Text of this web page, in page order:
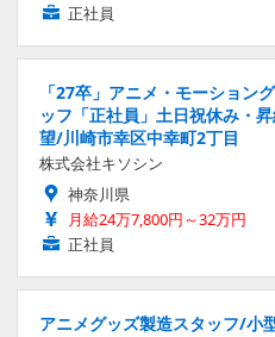
正社員
「27卒」アニメ・モーション
ッフ「正社員」土日祝休み・
望/川崎市幸区中幸町2丁目
株式会社キソシン
神奈川県
月給24万7,800円～32万円
正社員
アニメグッズ製造スタッフ/小